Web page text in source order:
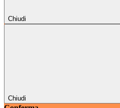
Chiudi
Chiudi